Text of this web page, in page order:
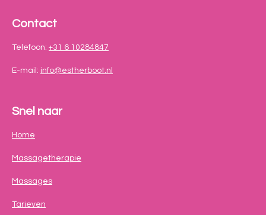
Contact
Telefoon: +31 6 10284847
E-mail: info@estherboot.nl
Snel naar
Home
Massagetherapie
Massages
Tarieven